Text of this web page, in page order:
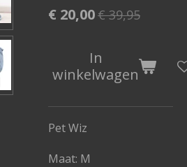
€ 20,00€ 39,95
In
winkelwagen
Pet Wiz
Maat: M